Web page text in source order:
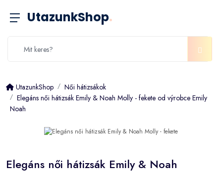
UtazunkShop.
UtazunkShop
Női hátizsákok
Elegáns női hátizsák Emily & Noah Molly - fekete od výrobce Emily
Noah
Elegáns női hátizsák Emily & Noah